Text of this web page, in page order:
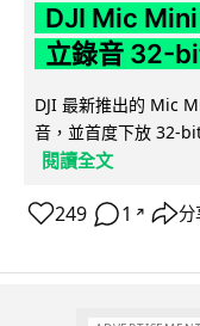
DJI Mic
立錄音 32-
DJI 最新推出的 Mic
音，並首度下放 32-
閱讀全文
249 1 ↗ 分